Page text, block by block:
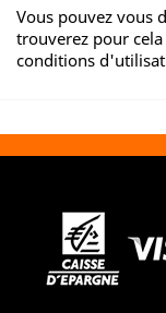
Vous pouvez vous
trouverez pour
conditions